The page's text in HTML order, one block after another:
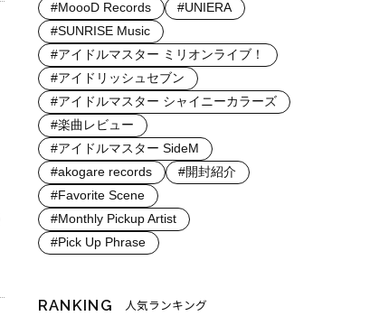
#MoooD Records
#UNIERA
#SUNRISE Music
#アイドルマスター ミリオンライブ！
#アイドリッシュセブン
#アイドルマスター シャイニーカラーズ
#楽曲レビュー
#アイドルマスター SideM
#akogare records
#開封紹介
#Favorite Scene
#Monthly Pickup Artist
#Pick Up Phrase
RANKING 人気ランキング